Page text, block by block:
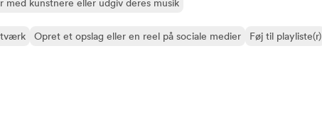
med kunstnere eller udgiv deres musik
Opret et opslag eller en reel på sociale medier Føj til playliste(r)